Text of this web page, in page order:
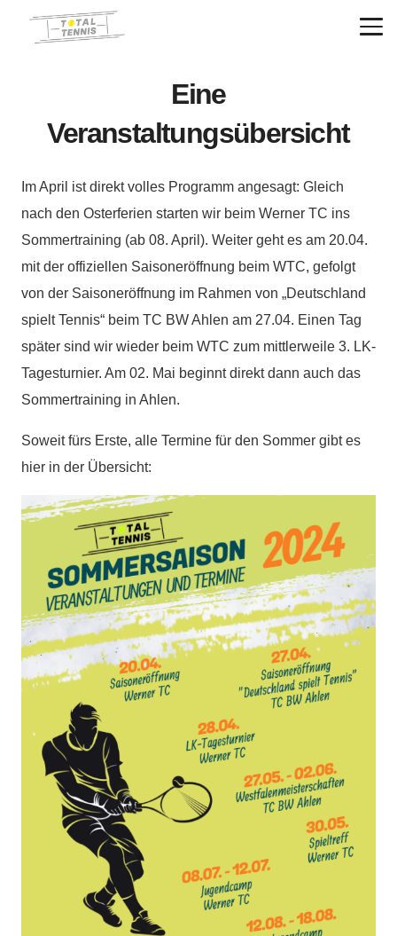
Eine
Veranstaltungsübersicht
Im April ist direkt volles Programm angesagt: Gleich
nach den Osterferien starten wir beim Werner TC ins
Sommertraining (ab 08. April). Weiter geht es am 20.04.
mit der offiziellen Saisoneröffnung beim WTC, gefolgt
von der Saisoneröffnung im Rahmen von „Deutschland
spielt Tennis“ beim TC BW Ahlen am 27.04. Einen Tag
später sind wir wieder beim WTC zum mittlerweile 3. LK-
Tagesturnier. Am 02. Mai beginnt direkt dann auch das
Sommertraining in Ahlen.
Soweit fürs Erste, alle Termine für den Sommer gibt es
hier in der Übersicht: